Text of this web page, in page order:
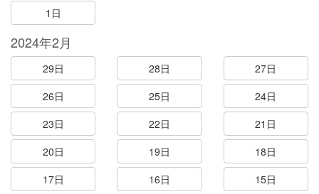
1日
2024年2月
29日 28日
27日
26日
25日
24日
23日
22日
21日
20日
19日
18日
17日
16日
15日